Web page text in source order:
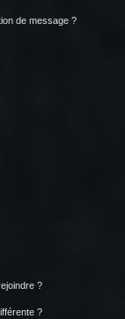
de message ?
?
?